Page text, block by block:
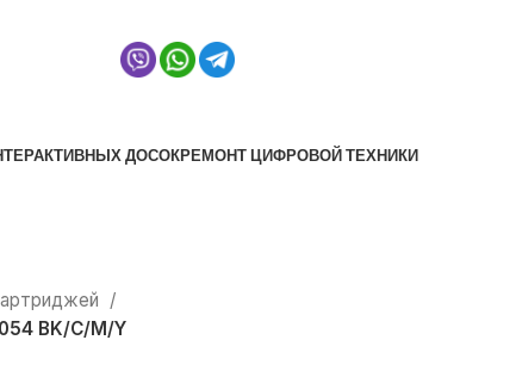
ДОСОКРЕМОНТ ЦИФРОВОЙ ТЕХНИКИ
BK/С/М/Y